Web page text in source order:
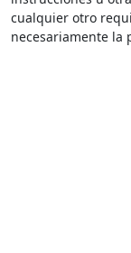
cualquier otro
necesariamente la